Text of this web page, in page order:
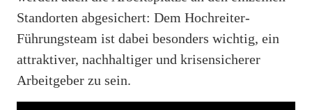
Standorten abgesichert: Dem Hochreiter-
Führungsteam ist dabei besonders wichtig, ein
attraktiver, nachhaltiger und krisensicherer
Arbeitgeber zu sein.